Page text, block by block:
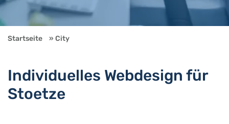
Startseite City
Individuelles Webdesign für
Stoetze